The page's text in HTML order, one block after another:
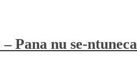
Pana nu se-ntuneca